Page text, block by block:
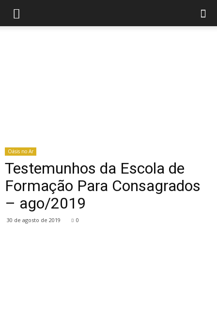
Oásis no Ar
Testemunhos da Escola de
Formação Para Consagrados
– ago/2019
30 de agosto de 2019 0